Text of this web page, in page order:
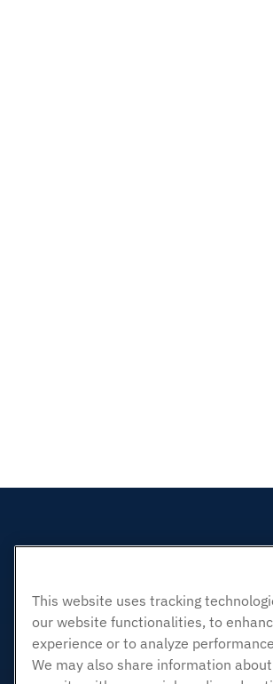
This website uses tracking
our website functionalities, to
experience or to analyze
We may also share information